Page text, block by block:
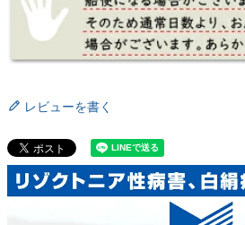
レビューを書く